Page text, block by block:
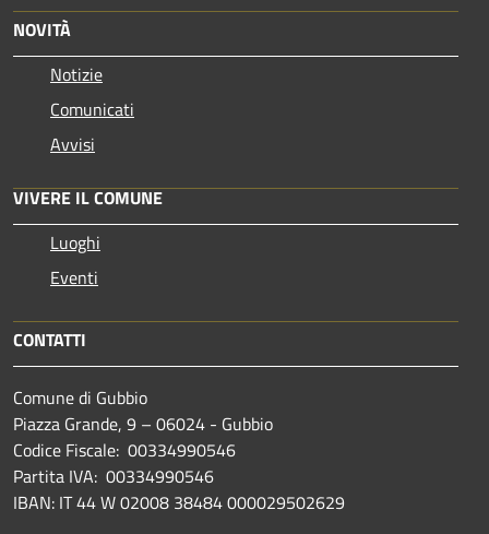
NOVITÀ
Notizie
Comunicati
Avvisi
VIVERE IL COMUNE
Luoghi
Eventi
CONTATTI
Comune di Gubbio
Piazza Grande, 9 – 06024 - Gubbio
Codice Fiscale: 00334990546
Partita IVA: 00334990546
IBAN: IT 44 W 02008 38484 000029502629